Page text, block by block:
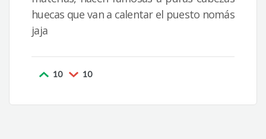
huecas que van a calentar el puesto nomás
jaja
10 10